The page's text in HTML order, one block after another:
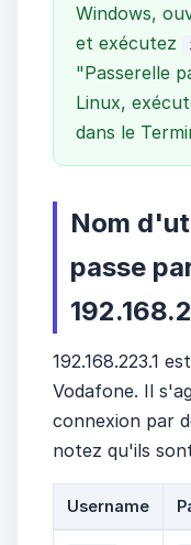
Windows,
et exécutez
"Passerelle
Linux,
dans le
Nom
passe
192.168.223.1
Vodafone. Il
connexion par
notez qu'ils
Username